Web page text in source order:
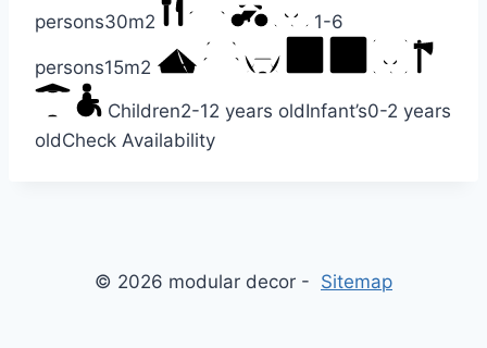
persons30m2 1-6
persons15m2
Children2-12 years oldInfant’s0-2 years
oldCheck Availability
© 2026 modular decor - Sitemap